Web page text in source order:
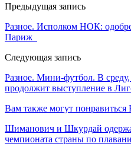
Предыдущая запись
Разное. Исполком НОК:
Париж
Следующая запись
Разное. Мини-футбол. В
продолжит выступление в
Вам также могут понравиться
Шиманович и Шкурдай
чемпионата страны по